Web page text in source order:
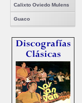
Calixto Oviedo Mulens
Guaco